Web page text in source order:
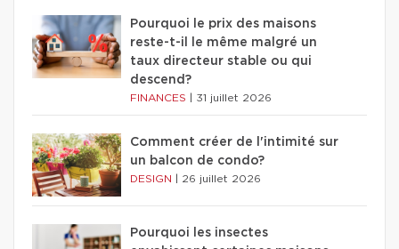
Pourquoi le prix des maisons
reste-t-il le même malgré un
taux directeur stable ou qui
descend?
FINANCES 31 juillet 2026
Comment créer de l'intimité sur
un balcon de condo?
DESIGN 26 juillet 2026
Pourquoi les insectes